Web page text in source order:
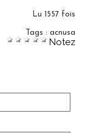
Lu 1557 fois
Tags : acnusa
Notez